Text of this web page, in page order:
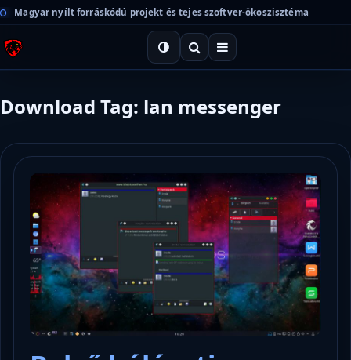
Magyar nyílt forráskódú projekt és tejes szoftver-ökoszisztéma
Download Tag: lan messenger